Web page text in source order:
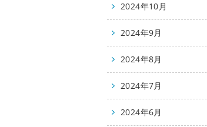
2024年10月
2024年9月
2024年8月
2024年7月
2024年6月